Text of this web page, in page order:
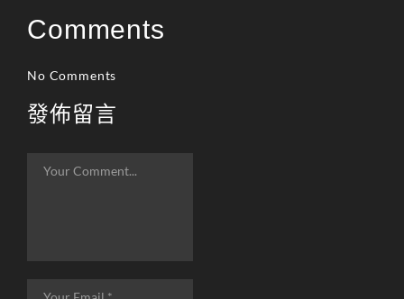
Comments
No Comments
發佈留言